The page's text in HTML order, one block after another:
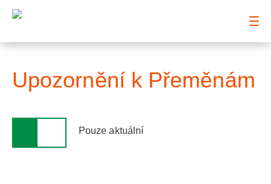
Upozornění k Přeměnám
Pouze aktuální
: Upozornění k Přeměnám